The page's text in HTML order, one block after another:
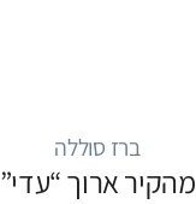
ברז סוללה
מהקיר ארוך “עדי”